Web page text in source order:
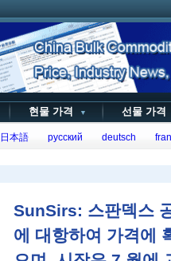
현물 가격 ▼ 선물 가
日本語 русский deutsch
SunSirs: 스판덱스
에 대항하여 가격에